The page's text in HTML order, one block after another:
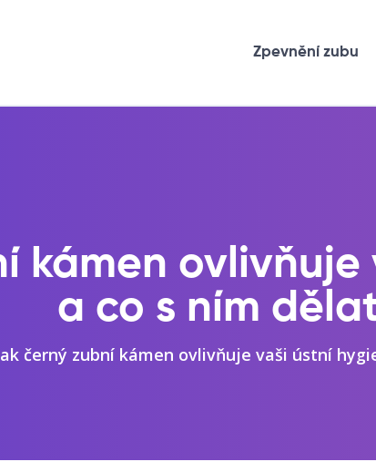
Zpevnění zubu
kámen ovlivňuje
a co s ním
černý zubní kámen ovlivňuje vaši ústní